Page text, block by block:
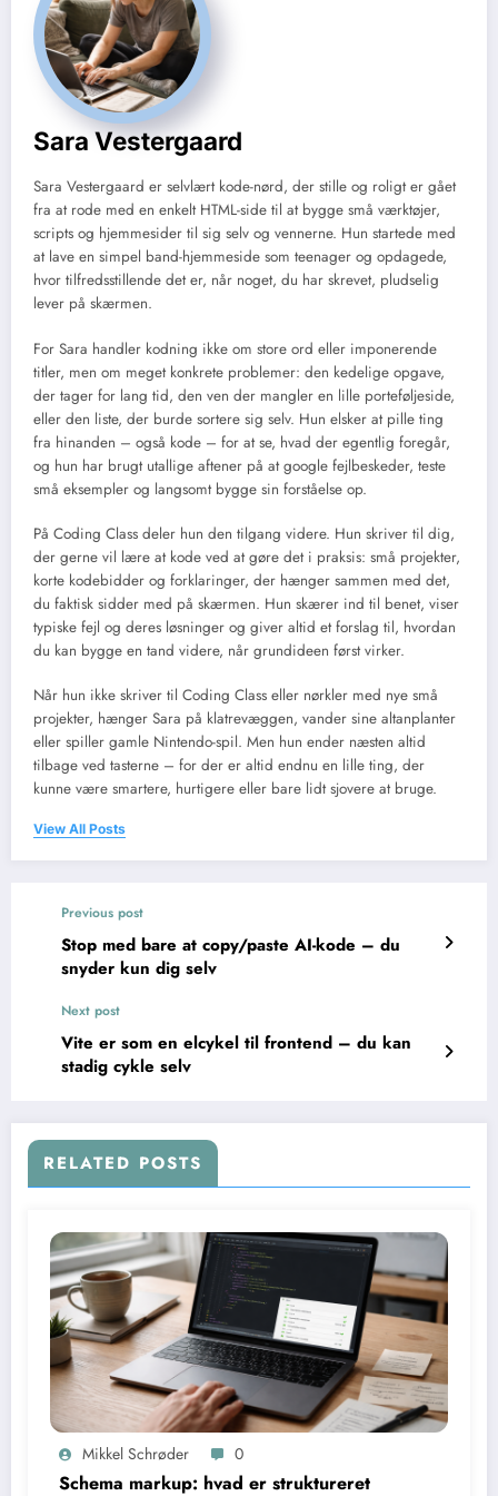
Sara Vestergaard
Sara Vestergaard er selvlært kode-nørd, der stille og roligt er gået
fra at rode med en enkelt HTML-side til at bygge små værktøjer,
scripts og hjemmesider til sig selv og vennerne. Hun startede med
at lave en simpel band-hjemmeside som teenager og opdagede,
hvor tilfredsstillende det er, når noget, du har skrevet, pludselig
lever på skærmen.
For Sara handler kodning ikke om store ord eller imponerende
titler, men om meget konkrete problemer: den kedelige opgave,
der tager for lang tid, den ven der mangler en lille porteføljeside,
eller den liste, der burde sortere sig selv. Hun elsker at pille ting
fra hinanden – også kode – for at se, hvad der egentlig foregår,
og hun har brugt utallige aftener på at google fejlbeskeder, teste
små eksempler og langsomt bygge sin forståelse op.
På Coding Class deler hun den tilgang videre. Hun skriver til dig,
der gerne vil lære at kode ved at gøre det i praksis: små projekter,
korte kodebidder og forklaringer, der hænger sammen med det,
du faktisk sidder med på skærmen. Hun skærer ind til benet, viser
typiske fejl og deres løsninger og giver altid et forslag til, hvordan
du kan bygge en tand videre, når grundideen først virker.
Når hun ikke skriver til Coding Class eller nørkler med nye små
projekter, hænger Sara på klatrevæggen, vander sine altanplanter
eller spiller gamle Nintendo-spil. Men hun ender næsten altid
tilbage ved tasterne – for der er altid endnu en lille ting, der
kunne være smartere, hurtigere eller bare lidt sjovere at bruge.
View All Posts
Previous post
Stop med bare at copy/paste AI-kode – du
snyder kun dig selv
Next post
Vite er som en elcykel til frontend – du kan
stadig cykle selv
RELATED POSTS
Mikkel Schrøder 0
Schema markup: hvad er struktureret